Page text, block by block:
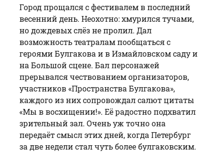
Город прощался с фестивалем в последний
весенний день. Неохотно: хмурился тучами,
но дождевых слёз не пролил. Дал
возможность театралам пообщаться с
героями Булгакова и в Измайловском саду и
на Большой сцене. Бал персонажей
прерывался чествованием организаторов,
участников «Пространства Булгакова»,
каждого из них сопровождал салют цитаты
«Мы в восхищении!». Её радостно подхватил
зрительный зал. Очень уж точно она
передаёт смысл этих дней, когда Петербург
за две недели стал чуть более булгаковским.